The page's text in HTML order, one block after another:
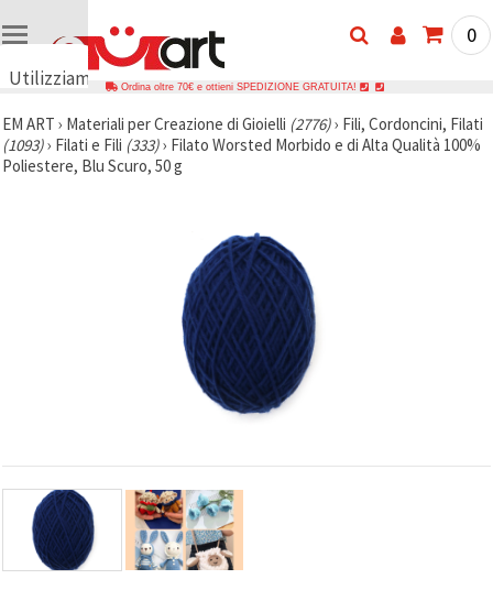
Utilizziamo
🍪
Utilizziamo
cookie e
migliorare
offerta e
visualizzare
contenuti
personalizzati.
0
Ordina oltre 70€ e ottieni SPEDIZIONE GRATUITA!
EM ART › Materiali per Creazione di Gioielli (2776)› Fili, Cordoncini, Filati
(1093)› Filati e Fili (333)› Filato Worsted Morbido e di Alta Qualità 100%
Poliestere, Blu Scuro, 50 g